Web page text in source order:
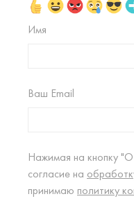
Имя
Ваш Email
Нажимая на кнопку
согласие на
принимаю политику